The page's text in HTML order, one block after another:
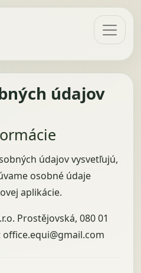
údajov
údajov vysvetľujú,
osobné údaje
aplikácie.
Prostějovská, 080 01
office.equi@gmail.com